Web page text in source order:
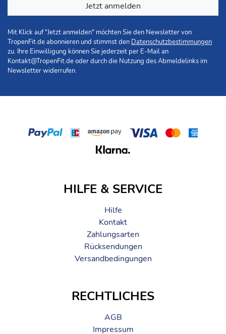
Jetzt anmelden
Mit Klick auf "Jetzt anmelden" möchten Sie den Newsletter von
TropenFit.de abonnieren und stimmst den Datenschutzbestimmungen
zu. Ihre Einwilligung können Sie jederzeit per E-Mail an
Kontakt@TropenFit.deoder durch die Nutzung des Abmeldelinks im
Newsletter widerrufen.
HILFE & SERVICE
Hilfe
Kontakt
Zahlungsarten
Rücksendungen
Versandbedingungen
RECHTLICHES
AGB
Impressum